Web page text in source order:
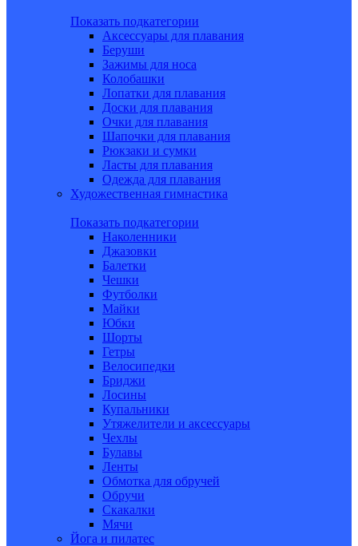
Показать подкатегории
Аксессуары для плавания
Беруши
Зажимы для носа
Колобашки
Лопатки для плавания
Доски для плавания
Очки для плавания
Шапочки для плавания
Рюкзаки и сумки
Ласты для плавания
Одежда для плавания
Художественная гимнастика
Показать подкатегории
Наколенники
Джазовки
Балетки
Чешки
Футболки
Майки
Юбки
Шорты
Гетры
Велосипедки
Бриджи
Лосины
Купальники
Утяжелители и аксессуары
Чехлы
Булавы
Ленты
Обмотка для обручей
Обручи
Скакалки
Мячи
Йога и пилатес